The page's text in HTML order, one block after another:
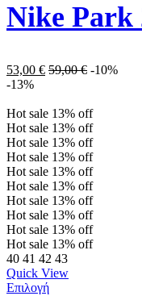
53,00 € 59,00€ -10%
-13%
Hot sale 13% off
Hot sale 13% off
Hot sale 13% off
Hot sale 13% off
Hot sale 13% off
Hot sale 13% off
Hot sale 13% off
Hot sale 13% off
Hot sale 13% off
Hot sale 13% off
40 41 42 43
Quick View
Επιλογή